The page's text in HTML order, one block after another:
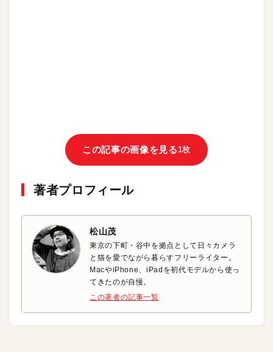
この記事の画像を見る 1枚
著者プロフィール
松山茂
東京の下町・谷中を拠点として日々カメラ
と猫を愛でながら暮らすフリーライター。
MacやiPhone、iPadを初代モデルから使っ
てきたのが自慢。
この著者の記事一覧